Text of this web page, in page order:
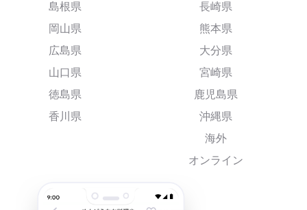
島根県
岡山県
広島県
山口県
徳島県
香川県
長崎県
熊本県
大分県
宮崎県
鹿児島県
沖縄県
海外
オンライン